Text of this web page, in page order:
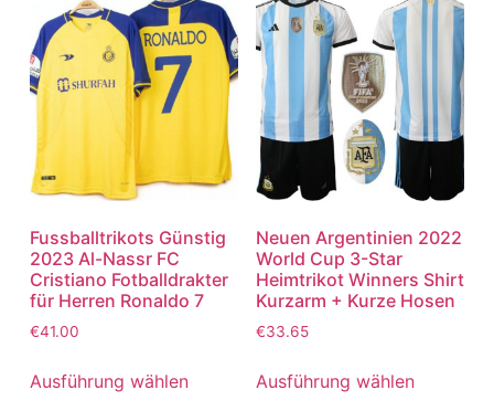
Fussballtrikots Günstig
2023 Al-Nassr FC
Cristiano Fotballdrakter
für Herren Ronaldo 7
€41.00
Ausführung wählen
Neuen Argentinien 2022
World Cup 3-Star
Heimtrikot Winners Shirt
Kurzarm + Kurze Hosen
€33.65
Ausführung wählen